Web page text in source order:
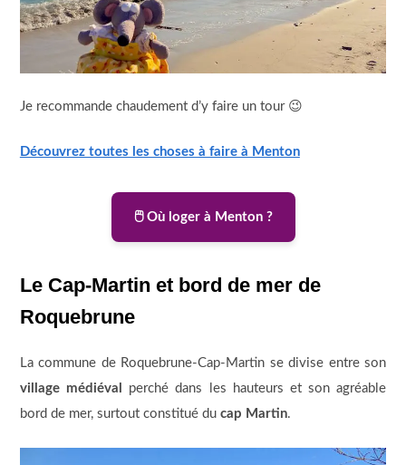
Je recommande chaudement d’y faire un tour 😉
Découvrez toutes les choses à faire à Menton
🖱️ Où loger à Menton ?
Le Cap-Martin et bord de mer de
Roquebrune
La commune de Roquebrune-Cap-Martin se divise entre son
village médiéval
perché dans les hauteurs et son agréable
bord de mer, surtout constitué du cap Martin.